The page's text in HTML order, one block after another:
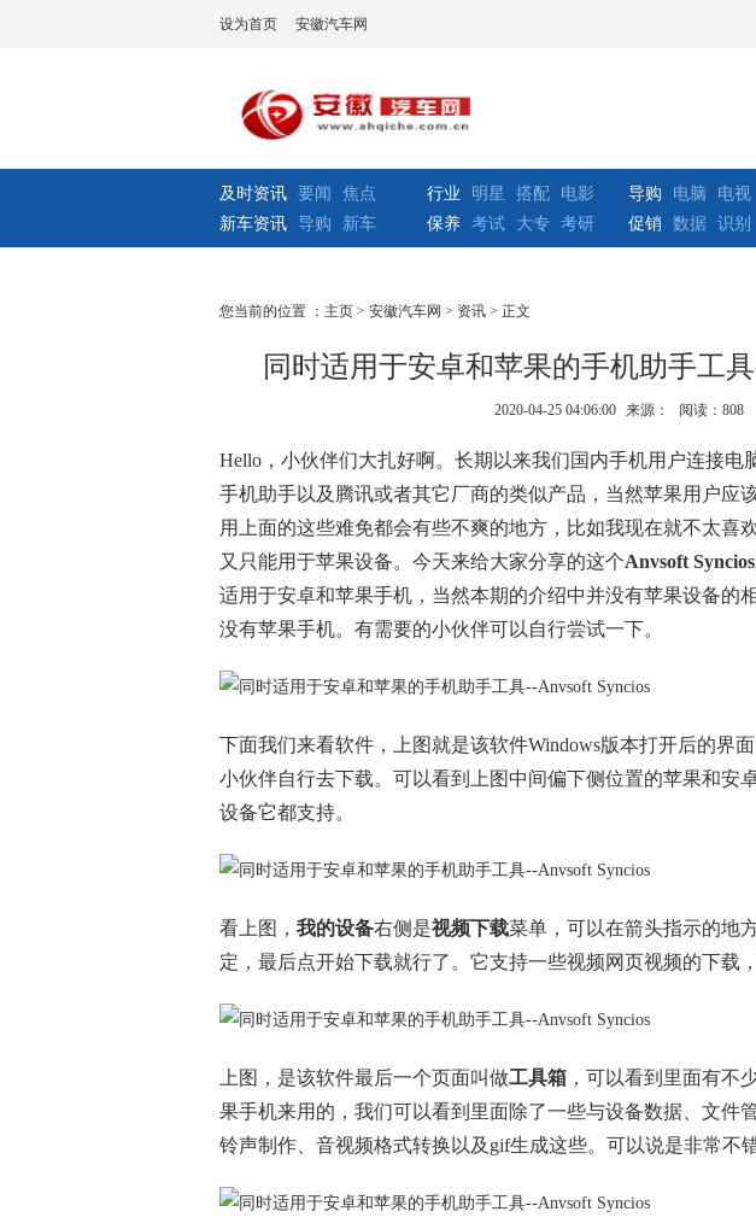
设为首页 安徽汽车网
及时资讯 要闻
焦点
新车资讯 导购 新车
行业 明星 搭配
电影
保养 考试 大专 考研
导购 电脑 电视
促销
数据 识别
您当前的位置 ： 主页 > 安徽汽车网 > 资讯 > 正文
同时适用于安卓和苹果的手机助手工
2020-04-25 04:06:00 来源： 阅读：808
Hello，小伙伴们大扎好啊。长期以来我们国内手机用户连接电
手机助手以及腾讯或者其它厂商的类似产品，当然苹果用户应
用上面的这些难免都会有些不爽的地方，比如我现在就不太喜
又只能用于苹果设备。今天来给大家分享的这个Anvsoft Syncios
适用于安卓和苹果手机，当然本期的介绍中并没有苹果设备的
没有苹果手机。有需要的小伙伴可以自行尝试一下。
下面我们来看软件，上图就是该软件Windows版本打开后的界
小伙伴自行去下载。可以看到上图中间偏下侧位置的苹果和安
设备它都支持。
看上图， 我的设备右侧是视频下载菜单，可以在箭头指示的地
定，最后点开始下载就行了。它支持一些视频网页视频的下载
上图，是该软件最后一个页面叫做工具箱 ，可以看到里面有不
果手机来用的，我们可以看到里面除了一些与设备数据、文件
铃声制作、音视频格式转换以及gif生成这些。可以说是非常不